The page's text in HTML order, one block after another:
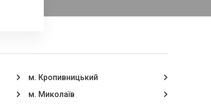
м. Кропивницький
м. Миколаїв